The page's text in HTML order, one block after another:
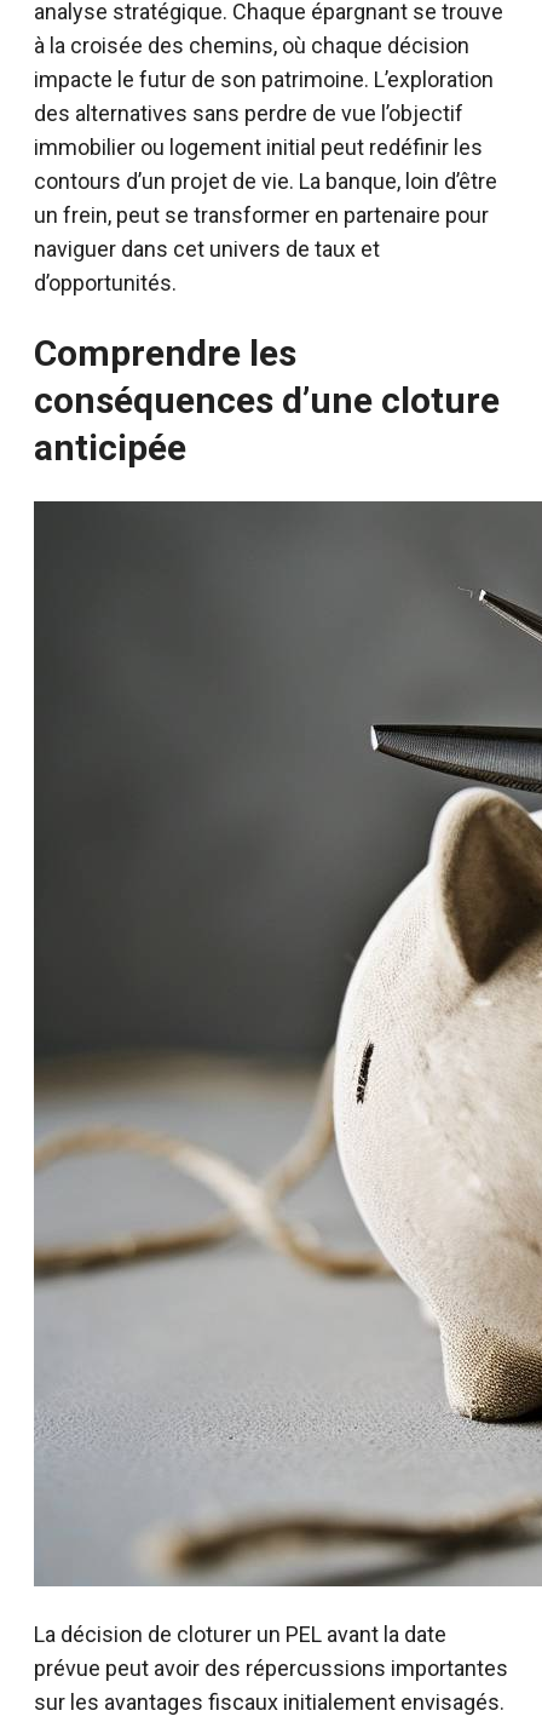
analyse stratégique. Chaque épargnant se trouve
à la croisée des chemins, où chaque décision
impacte le futur de son patrimoine. L’exploration
des alternatives sans perdre de vue l’objectif
immobilier ou logement initial peut redéfinir les
contours d’un projet de vie. La banque, loin d’être
un frein, peut se transformer en partenaire pour
naviguer dans cet univers de taux et
d’opportunités.
Comprendre les
conséquences d’une cloture
anticipée
La décision de cloturer un PEL avant la date
prévue peut avoir des répercussions importantes
sur les avantages fiscaux initialement envisagés.